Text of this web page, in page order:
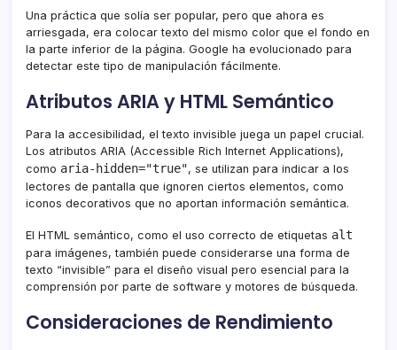
Una práctica que solía ser popular, pero que ahora es
arriesgada, era colocar texto del mismo color que el fondo en
la parte inferior de la página. Google ha evolucionado para
detectar este tipo de manipulación fácilmente.
Atributos ARIA y HTML Semántico
Para la accesibilidad, el texto invisible juega un papel crucial.
Los atributos ARIA (Accessible Rich Internet Applications),
como aria-hidden="true", se utilizan para indicar a los
lectores de pantalla que ignoren ciertos elementos, como
iconos decorativos que no aportan información semántica.
El HTML semántico, como el uso correcto de etiquetas alt
para imágenes, también puede considerarse una forma de
texto “invisible” para el diseño visual pero esencial para la
comprensión por parte de software y motores de búsqueda.
Consideraciones de Rendimiento